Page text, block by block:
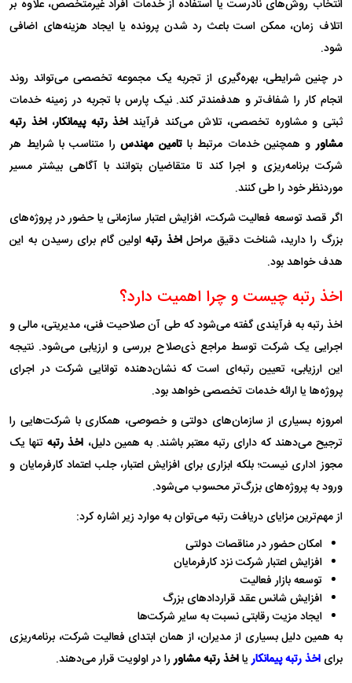
انتخاب روش‌های نادرست یا استفاده از خدمات افراد غیرمتخصص، علاوه بر
اتلاف زمان، ممکن است باعث رد شدن پرونده یا ایجاد هزینه‌های اضافی
شود.
در چنین شرایطی، بهره‌گیری از تجربه یک مجموعه تخصصی می‌تواند روند
انجام کار را شفاف‌تر و هدفمندتر کند. نیک پارس با تجربه در زمینه خدمات
ثبتی و مشاوره تخصصی، تلاش می‌کند فرآینداخذ رتبه پیمانکار،اخذ رتبه
مشاورو همچنین خدمات مرتبط باتامین مهندسرا متناسب با شرایط هر
شرکت برنامه‌ریزی و اجرا کند تا متقاضیان بتوانند با آگاهی بیشتر مسیر
موردنظر خود را طی کنند.
اگر قصد توسعه فعالیت شرکت، افزایش اعتبار سازمانی یا حضور در پروژه‌های
بزرگ را دارید، شناخت دقیق مراحلاخذ رتبهاولین گام برای رسیدن به این
هدف خواهد بود.
اخذ رتبه چیست و چرا اهمیت دارد؟
اخذ رتبه به فرآیندی گفته می‌شود که طی آن صلاحیت فنی، مدیریتی، مالی و
اجرایی یک شرکت توسط مراجع ذی‌صلاح بررسی و ارزیابی می‌شود. نتیجه
این ارزیابی، تعیین رتبه‌ای است که نشان‌دهنده توانایی شرکت در اجرای
پروژه‌ها یا ارائه خدمات تخصصی خواهد بود.
امروزه بسیاری از سازمان‌های دولتی و خصوصی، همکاری با شرکت‌هایی را
ترجیح می‌دهند که دارای رتبه معتبر باشند. به همین دلیل، اخذ رتبهتنها یک
مجوز اداری نیست؛ بلکه ابزاری برای افزایش اعتبار، جلب اعتماد کارفرمایان و
ورود به پروژه‌های بزرگ‌تر محسوب می‌شود.
از مهم‌ترین مزایای دریافت رتبه می‌توان به موارد زیر اشاره کرد:
امکان حضور در مناقصات دولتی
افزایش اعتبار شرکت نزد کارفرمایان
توسعه بازار فعالیت
افزایش شانس عقد قراردادهای بزرگ
ایجاد مزیت رقابتی نسبت به سایر شرکت‌ها
به همین دلیل بسیاری از مدیران، از همان ابتدای فعالیت شرکت، برنامه‌ریزی
برایاخذ رتبه پیمانکاریااخذ رتبه مشاوررا در اولویت قرار می‌دهند.